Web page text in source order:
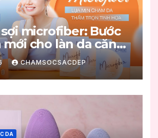
microfiber: Bước
cho làn da căng
CHAMSOCSACDEP
DA